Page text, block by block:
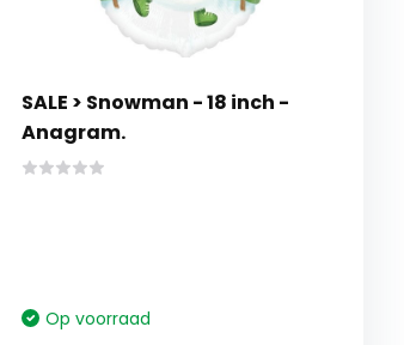
SALE > Snowman - 18 inch -
Anagram.
Op voorraad